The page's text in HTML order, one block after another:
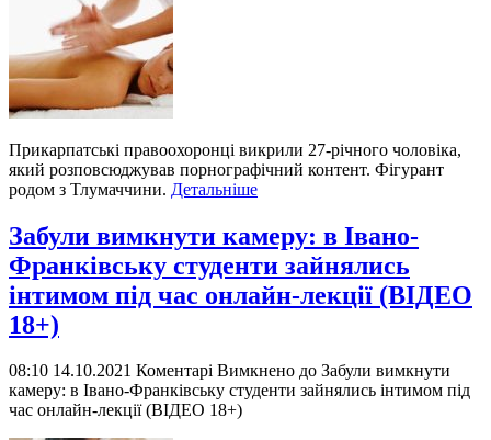
Прикарпатські правоохоронці викрили 27-річного чоловіка,
який розповсюджував порнографічний контент. Фігурант
родом з Тлумаччини. Детальніше
Забули вимкнути камеру: в Івано-
Франківську студенти зайнялись
інтимом під час онлайн-лекції (ВІДЕО
18+)
08:10 14.10.2021 Коментарі Вимкнено до Забули вимкнути
камеру: в Івано-Франківську студенти зайнялись інтимом під
час онлайн-лекції (ВІДЕО 18+)